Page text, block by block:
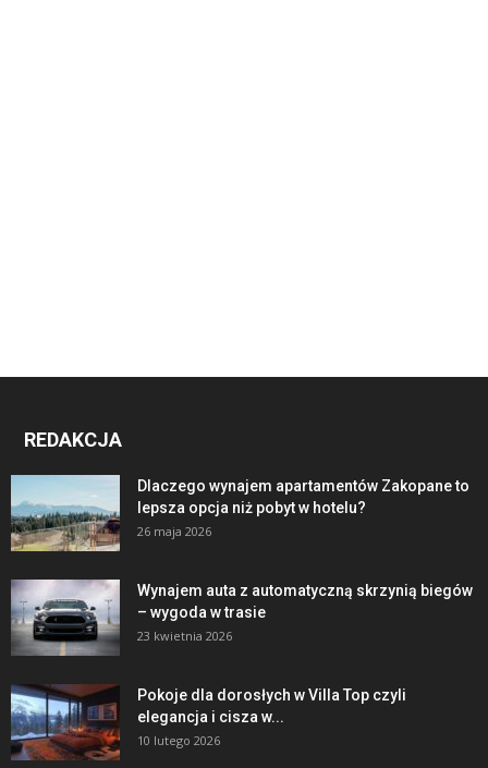
REDAKCJA
Dlaczego wynajem apartamentów Zakopane to
lepsza opcja niż pobyt w hotelu?
26 maja 2026
Wynajem auta z automatyczną skrzynią biegów
– wygoda w trasie
23 kwietnia 2026
Pokoje dla dorosłych w Villa Top czyli
elegancja i cisza w...
10 lutego 2026